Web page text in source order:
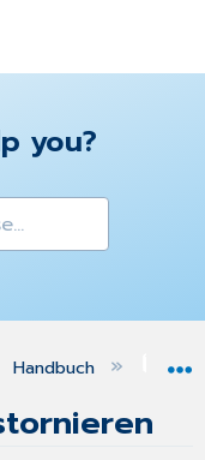
you?
hierarchy
Handbuch